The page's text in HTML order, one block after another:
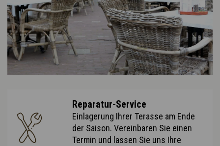
Reparatur-Service
Einlagerung Ihrer Terasse am Ende
der Saison. Vereinbaren Sie einen
Termin und lassen Sie uns Ihre